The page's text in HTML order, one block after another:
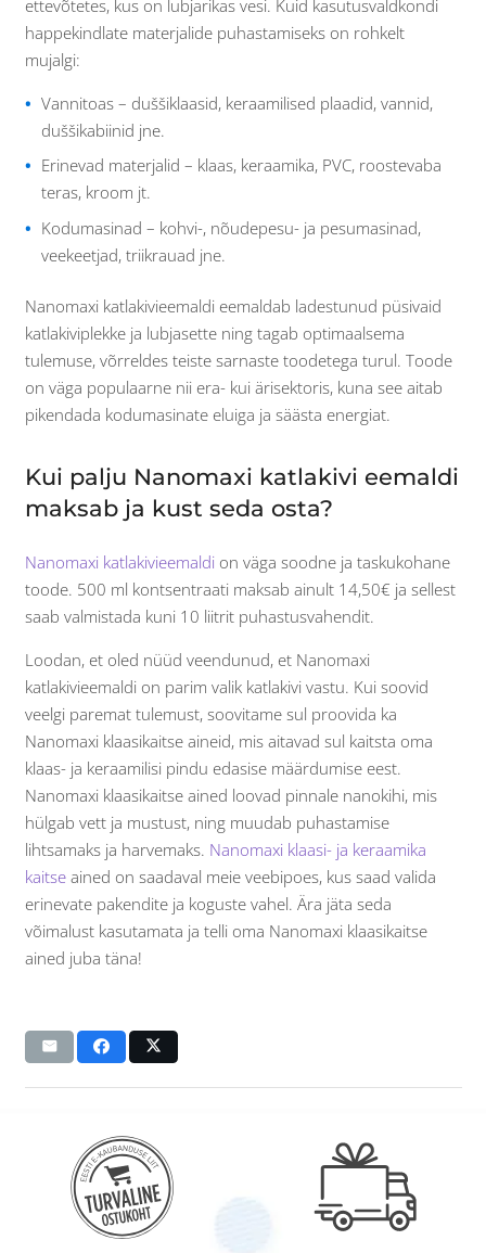
ettevõtetes, kus on lubjarikas vesi. Kuid kasutusvaldkondi
happekindlate materjalide puhastamiseks on rohkelt
mujalgi:
Vannitoas – duššiklaasid, keraamilised plaadid, vannid,
duššikabiinid jne.
Erinevad materjalid – klaas, keraamika, PVC, roostevaba
teras, kroom jt.
Kodumasinad – kohvi-, nõudepesu- ja pesumasinad,
veekeetjad, triikrauad jne.
Nanomaxi katlakivieemaldi eemaldab ladestunud püsivaid
katlakiviplekke ja lubjasette ning tagab optimaalsema
tulemuse, võrreldes teiste sarnaste toodetega turul. Toode
on väga populaarne nii era- kui ärisektoris, kuna see aitab
pikendada kodumasinate eluiga ja säästa energiat.
Kui palju Nanomaxi katlakivi eemaldi
maksab ja kust seda osta?
Nanomaxi katlakivieemaldion väga soodne ja taskukohane
toode. 500 ml kontsentraati maksab ainult 14,50€ ja sellest
saab valmistada kuni 10 liitrit puhastusvahendit.
Loodan, et oled nüüd veendunud, et Nanomaxi
katlakivieemaldi on parim valik katlakivi vastu. Kui soovid
veelgi paremat tulemust, soovitame sul proovida ka
Nanomaxi klaasikaitse aineid, mis aitavad sul kaitsta oma
klaas- ja keraamilisi pindu edasise määrdumise eest.
Nanomaxi klaasikaitse ained loovad pinnale nanokihi, mis
hülgab vett ja mustust, ning muudab puhastamise
lihtsamaks ja harvemaks. Nanomaxi klaasi- ja keraamika
kaitseained on saadaval meie veebipoes, kus saad valida
erinevate pakendite ja koguste vahel. Ära jäta seda
võimalust kasutamata ja telli oma Nanomaxi klaasikaitse
ained juba täna!